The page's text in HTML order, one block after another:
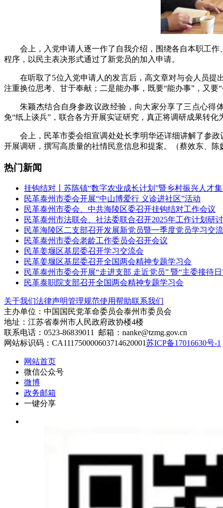
会上，入党申请人逐一作了自我介绍，围绕各自本职工
程序，以民主表决形式通过了新党员的加入申请。
在听取了5位入党申请人的发言后，高文章对与会人员提
注重换位思考、甘于奉献；二是能办事，既要“能办事”，又
朱颖杰结合自身参政议政经验，向大家分享了三点心得
免“纸上谈兵”，联合各方开展实证研究，真正将调研成果转化
会上，民革市委会组宣调处处长李明华还详细讲解了参
开展调研，撰写高质量的社情民意信息和提案。（蔡效东、陈
热门新闻
挂钩结对丨苏陈镇“数字农业成长计划”暨乡村振兴人才集
民革泰州市委会开展“中山博爱行 义诊进社区”活动
民革泰州市委会、中共海陵区委召开挂钩结对工作会议
民革泰州市法联会、社法委联合召开2025年工作计划研
民革海陵区二支部召开发展新党员暨一季度党员学习交
民革泰州市委会老龄工作委员会召开会议
民革姜堰区基层委召开学习交流会
民革姜堰区基层委召开全国两会精神专题学习会
民革泰州市委会开展“走进支部 走近党员” 暨“主委接待日
民革泰职院支部召开全国两会精神专题学习会
关于我们法律声明管理规范使用帮助联系我们
主办单位：中国国民党革命委员会泰州市委员会
地址：江苏省泰州市人民政府政协楼4楼
联系电话：0523-86839011 邮箱：nanke@tzmg.gov.cn
网站标识码：CA111750000603714620001苏ICP备17016630号-1
网站首页
微信公众号
微博
政务邮箱
一键分享